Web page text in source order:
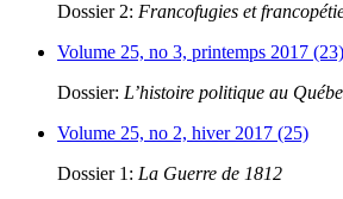
Dossier 2: Francofugies et
Volume 25, no 3, printemps 2017 (23)
Dossier: L’histoire politique au
Volume 25, no 2, hiver 2017 (25)
Dossier 1: La Guerre de 1812